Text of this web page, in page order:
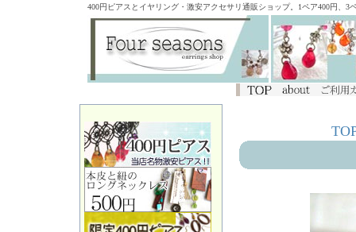
400円ピアスとイヤリング・激安アクセサリ通販ショップ。1ペア400円、